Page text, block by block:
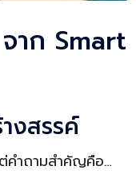
าก Smart
งสรรค์
คำถามสำคัญคือ…